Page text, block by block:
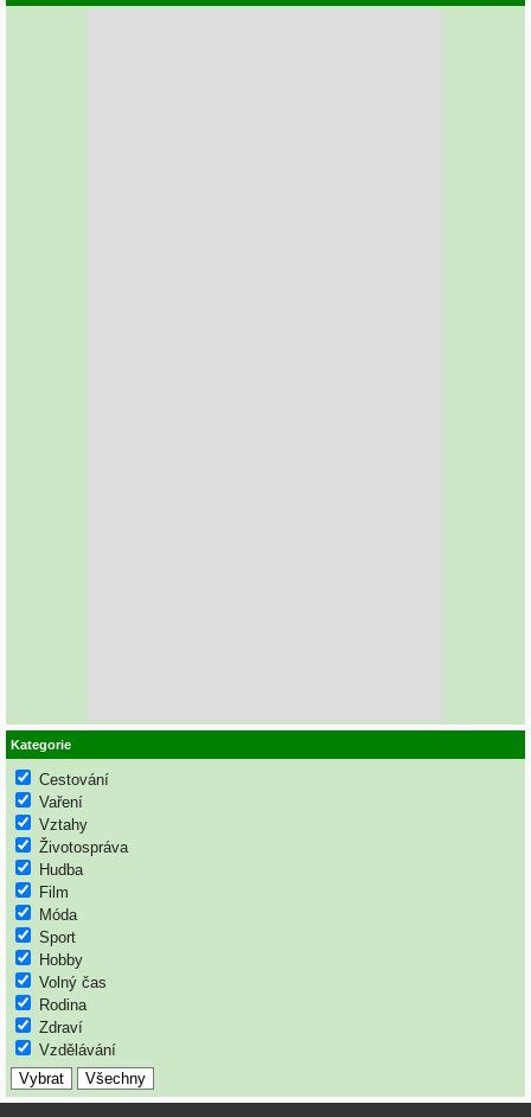
Kategorie
Cestování
Vaření
Vztahy
Životospráva
Hudba
Film
Móda
Sport
Hobby
Volný čas
Rodina
Zdraví
Vzdělávání